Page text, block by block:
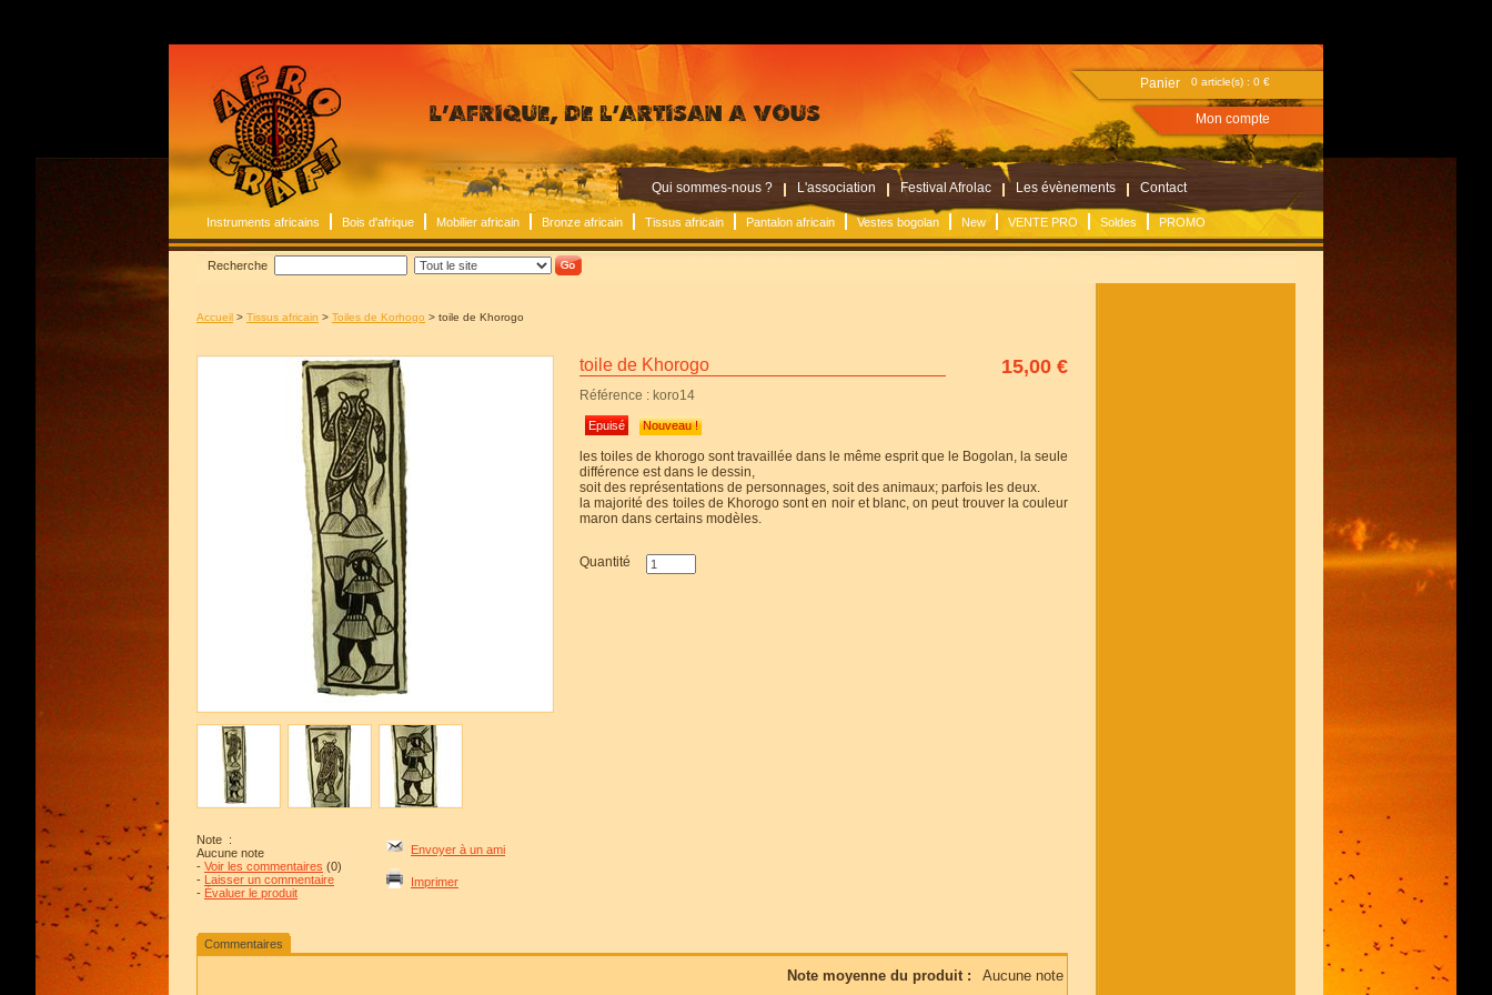
Panier 0 article(s) : 0 €
Mon compte
Qui sommes-nous ? L'association Festival Afrolac Les évènements Contact
Instruments africains Bois d'afrique Mobilier africain Bronze africain Tissus africain Pantalon africain Vestes bogolan New VENTE PRO Soldes PROMO
Recherche
Accueil > Tissus africain > Toiles de Korhogo > toile de Khorogo
Note :
Aucune note
- Voir les commentaires (0)
- Laisser un commentaire
- Évaluer le produit
Envoyer à un ami
Imprimer
toile de Khorogo
Référence : koro14
Epuisé Nouveau !
15,00 €
les toiles de khorogo sont travaillée dans le même esprit que le Bogolan, la seule
différence est dans le dessin,
soit des représentations de personnages, soit des animaux; parfois les deux.
la majorité des toiles de Khorogo sont en noir et blanc, on peut trouver la couleur
maron dans certains modèles.
Quantité
Commentaires
Aucune note
Note moyenne du produit :